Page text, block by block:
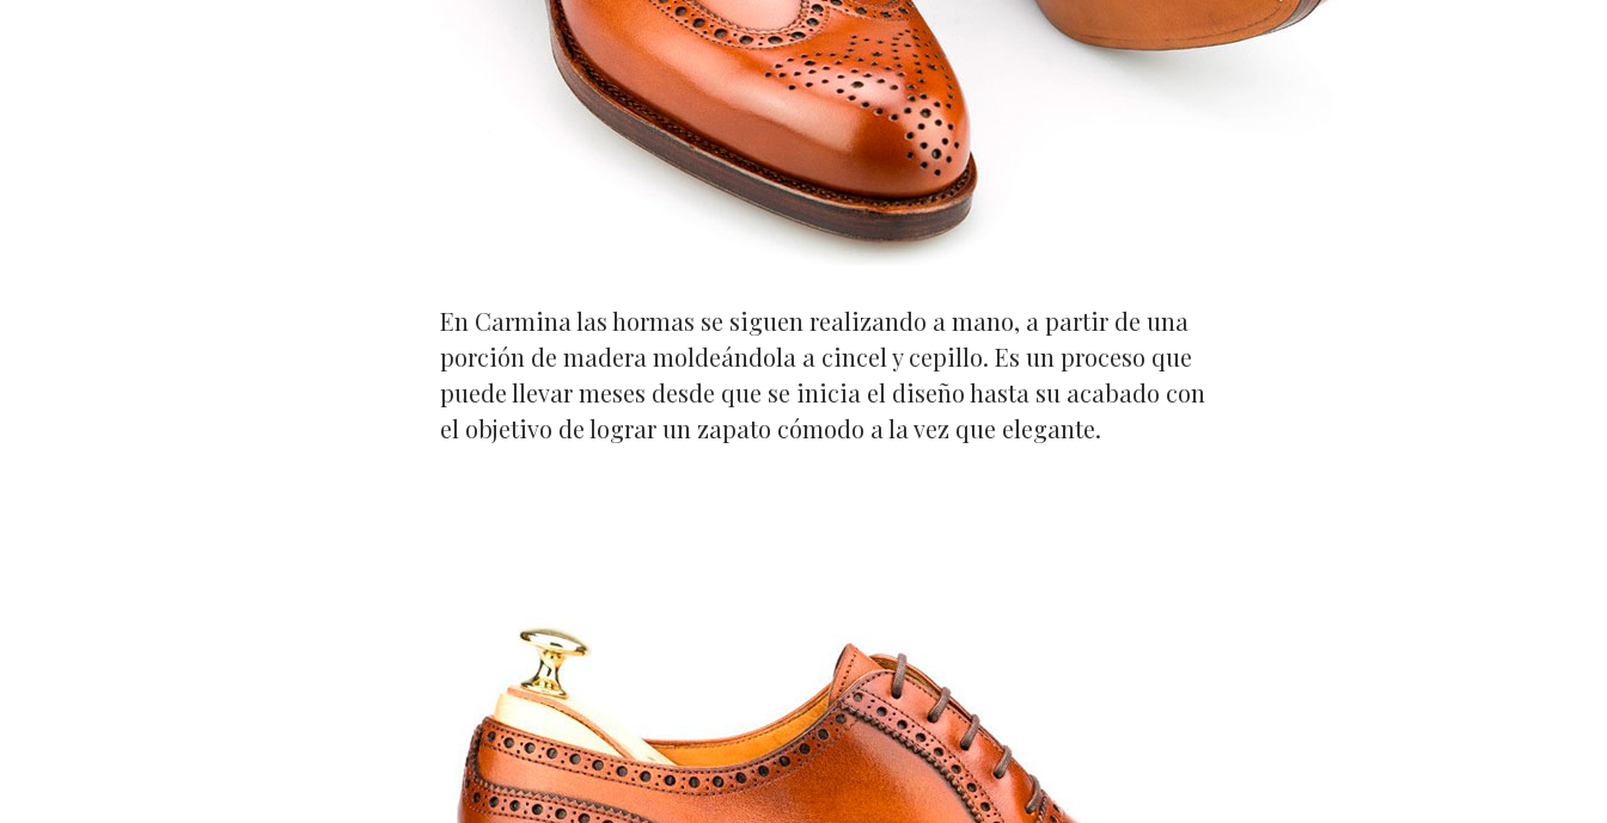
En Carmina las hormas se siguen realizando a mano, a partir de una
porción de madera moldeándola a cincel y cepillo. Es un proceso que
puede llevar meses desde que se inicia el diseño hasta su acabado con
el objetivo de lograr un zapato cómodo a la vez que elegante.